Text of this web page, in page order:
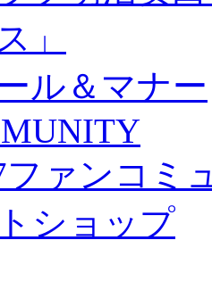
」
ル＆マナー
ファンコミ
ショップ